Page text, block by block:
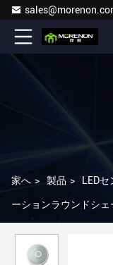
家へ > 製品 > LED
ーションラウンドシェ